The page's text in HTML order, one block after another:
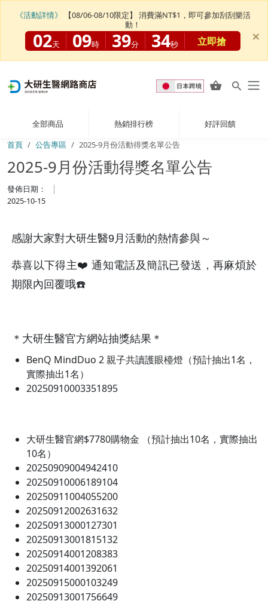
全部商品 熱銷排行榜
好評回饋
首頁
公告專區 2025-9月份活動得獎名單公告
2025-9月份活動得獎名單公告
發佈日期：
2025-10-15
感謝大家對大研生醫9月活動的熱情參與～
恭喜以下得主❤️ 通知電話及簡訊已發送，再麻煩於
期限內回覆哦☎️
＊大研生醫官方網站抽獎結果＊
BenQ MindDuo 2 親子共讀護眼檯燈（預計抽出1名，
實際抽出1名）
20250910003351895
大研生醫官網$7780購物金 （預計抽出10名，實際抽出
10名）
20250909004942410
20250910006189104
20250911004055200
20250912002631632
20250913000127301
20250913001815132
20250914001208383
20250914001392061
20250915000103249
20250913001756649
《活動詳情》
【08/06-08/10限定】 消費滿NT$1，即可參加刮刮樂活
動！
02天 09時 39分 34秒 立即搶 ×